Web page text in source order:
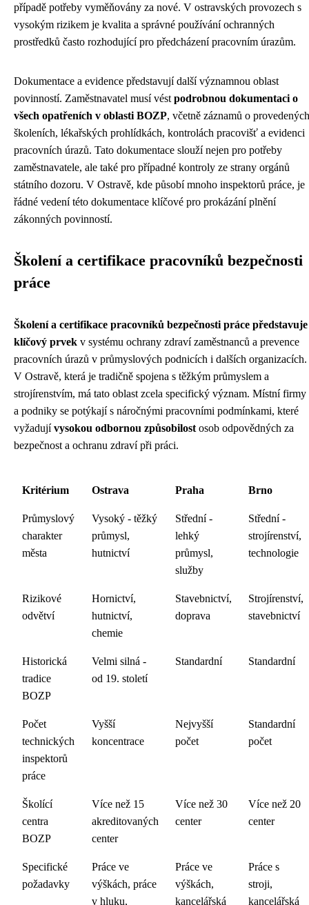
případě potřeby vyměňovány za nové. V ostravských provozech s
vysokým rizikem je kvalita a správné používání ochranných
prostředků často rozhodující pro předcházení pracovním úrazům.
Dokumentace a evidence představují další významnou oblast
povinností. Zaměstnavatel musí vést podrobnou dokumentaci o
všech opatřeních v oblasti BOZP, včetně záznamů o provedených
školeních, lékařských prohlídkách, kontrolách pracovišť a evidenci
pracovních úrazů. Tato dokumentace slouží nejen pro potřeby
zaměstnavatele, ale také pro případné kontroly ze strany orgánů
státního dozoru. V Ostravě, kde působí mnoho inspektorů práce, je
řádné vedení této dokumentace klíčové pro prokázání plnění
zákonných povinností.
Školení a certifikace pracovníků bezpečnosti
práce
Školení a certifikace pracovníků bezpečnosti práce představuje
klíčový prvek v systému ochrany zdraví zaměstnanců a prevence
pracovních úrazů v průmyslových podnicích i dalších organizacích.
V Ostravě, která je tradičně spojena s těžkým průmyslem a
strojírenstvím, má tato oblast zcela specifický význam. Místní firmy
a podniky se potýkají s náročnými pracovními podmínkami, které
vyžadujívysokou odbornou způsobilost osob odpovědných za
bezpečnost a ochranu zdraví při práci.
Kritérium Ostrava Praha Brno
Průmyslový
charakter
města
Vysoký - těžký
průmysl,
hutnictví
Střední -
lehký
průmysl,
služby
Střední -
strojírenství,
technologie
Rizikové
odvětví
Hornictví,
hutnictví,
chemie
Stavebnictví,
doprava
Strojírenství,
stavebnictví
Historická
tradice
BOZP
Velmi silná -
od 19. století
Standardní Standardní
Počet
technických
inspektorů
práce
Vyšší
koncentrace
Nejvyšší
počet
Standardní
počet
Školící
centra
BOZP
Více než 15
akreditovaných
center
Více než 30
center
Více než 20
center
Specifické
požadavky
Práce ve
výškách, práce
v hluku,
Práce ve
výškách,
kancelářská
Práce s
stroji,
kancelářská